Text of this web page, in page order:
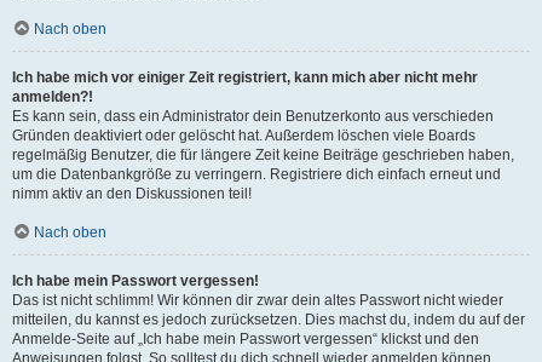
Nach oben
Ich habe mich vor einiger Zeit registriert, kann mich aber nicht mehr
anmelden?!
Es kann sein, dass ein Administrator dein Benutzerkonto aus verschieden
Gründen deaktiviert oder gelöscht hat. Außerdem löschen viele Boards
regelmäßig Benutzer, die für längere Zeit keine Beiträge geschrieben haben,
um die Datenbankgröße zu verringern. Registriere dich einfach erneut und
nimm aktiv an den Diskussionen teil!
Nach oben
Ich habe mein Passwort vergessen!
Das ist nicht schlimm! Wir können dir zwar dein altes Passwort nicht wieder
mitteilen, du kannst es jedoch zurücksetzen. Dies machst du, indem du auf der
Anmelde-Seite auf „Ich habe mein Passwort vergessen“ klickst und den
Anweisungen folgst. So solltest du dich schnell wieder anmelden können.